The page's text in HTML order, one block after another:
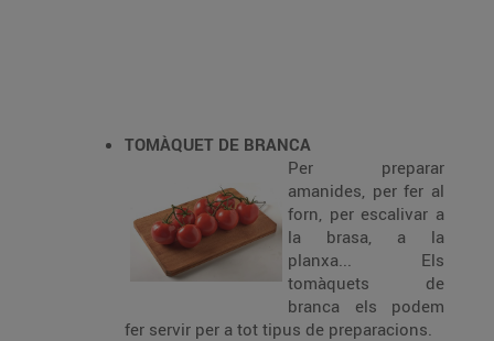
TOMÀQUET DE BRANCA
Per preparar
amanides, per fer al
forn, per escalivar a
la brasa, a la
planxa... Els
tomàquets de
branca els podem
fer servir per a tot tipus de preparacions.